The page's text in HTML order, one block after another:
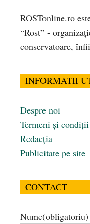
ROSTonline.ro
“Rost” -
conservatoare,
INFORMATII
Despre noi
Termeni și condiții
Redacția
Publicitate pe site
CONTACT
Nume(obligatoriu)